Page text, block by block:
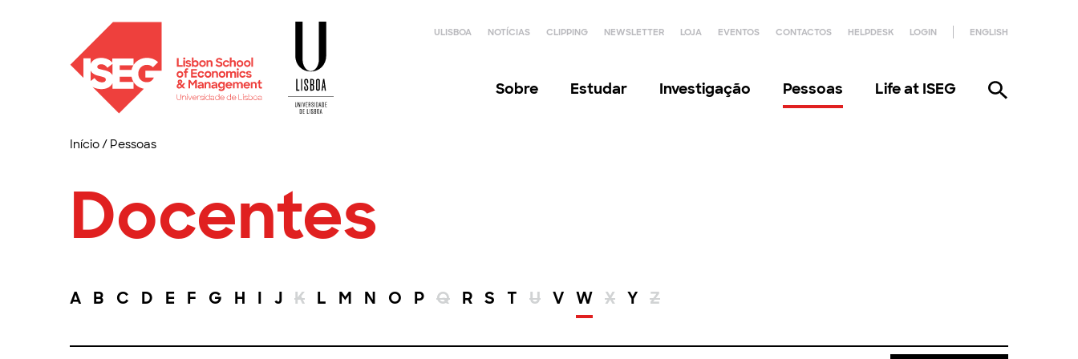
ULISBOA NOTÍCIAS CLIPPING NEWSLETTER LOJA EVENTOS CONTACTOS HELPDESK LOGIN ENGLISH
Sobre Estudar Investigação Pessoas Life at ISEG
Início/ Pessoas
Docentes
A B C D E F G H I J K L M N O P Q R S T U V W X Y Z